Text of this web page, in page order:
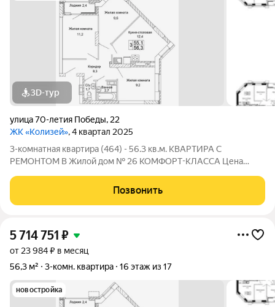
3D-тур
улица 70-летия Победы, 22
ЖК «Колизей», 4 квартал 2025
3-комнатная квартира (464) - 56.3 кв.м. КВАРТИРА С
РЕМОНТОМ В Жилой дом № 26 КОМФОРТ-КЛАССА Цена
эту квартиру с черновой отделкой. Прямая продажа от
Застройщика! ЖК «Колизей» - это
Позвонить
5 714 751 ₽
от 23 984 ₽ в месяц
56,3 м²
3-комн. квартира 16 этаж из 17
новостройка